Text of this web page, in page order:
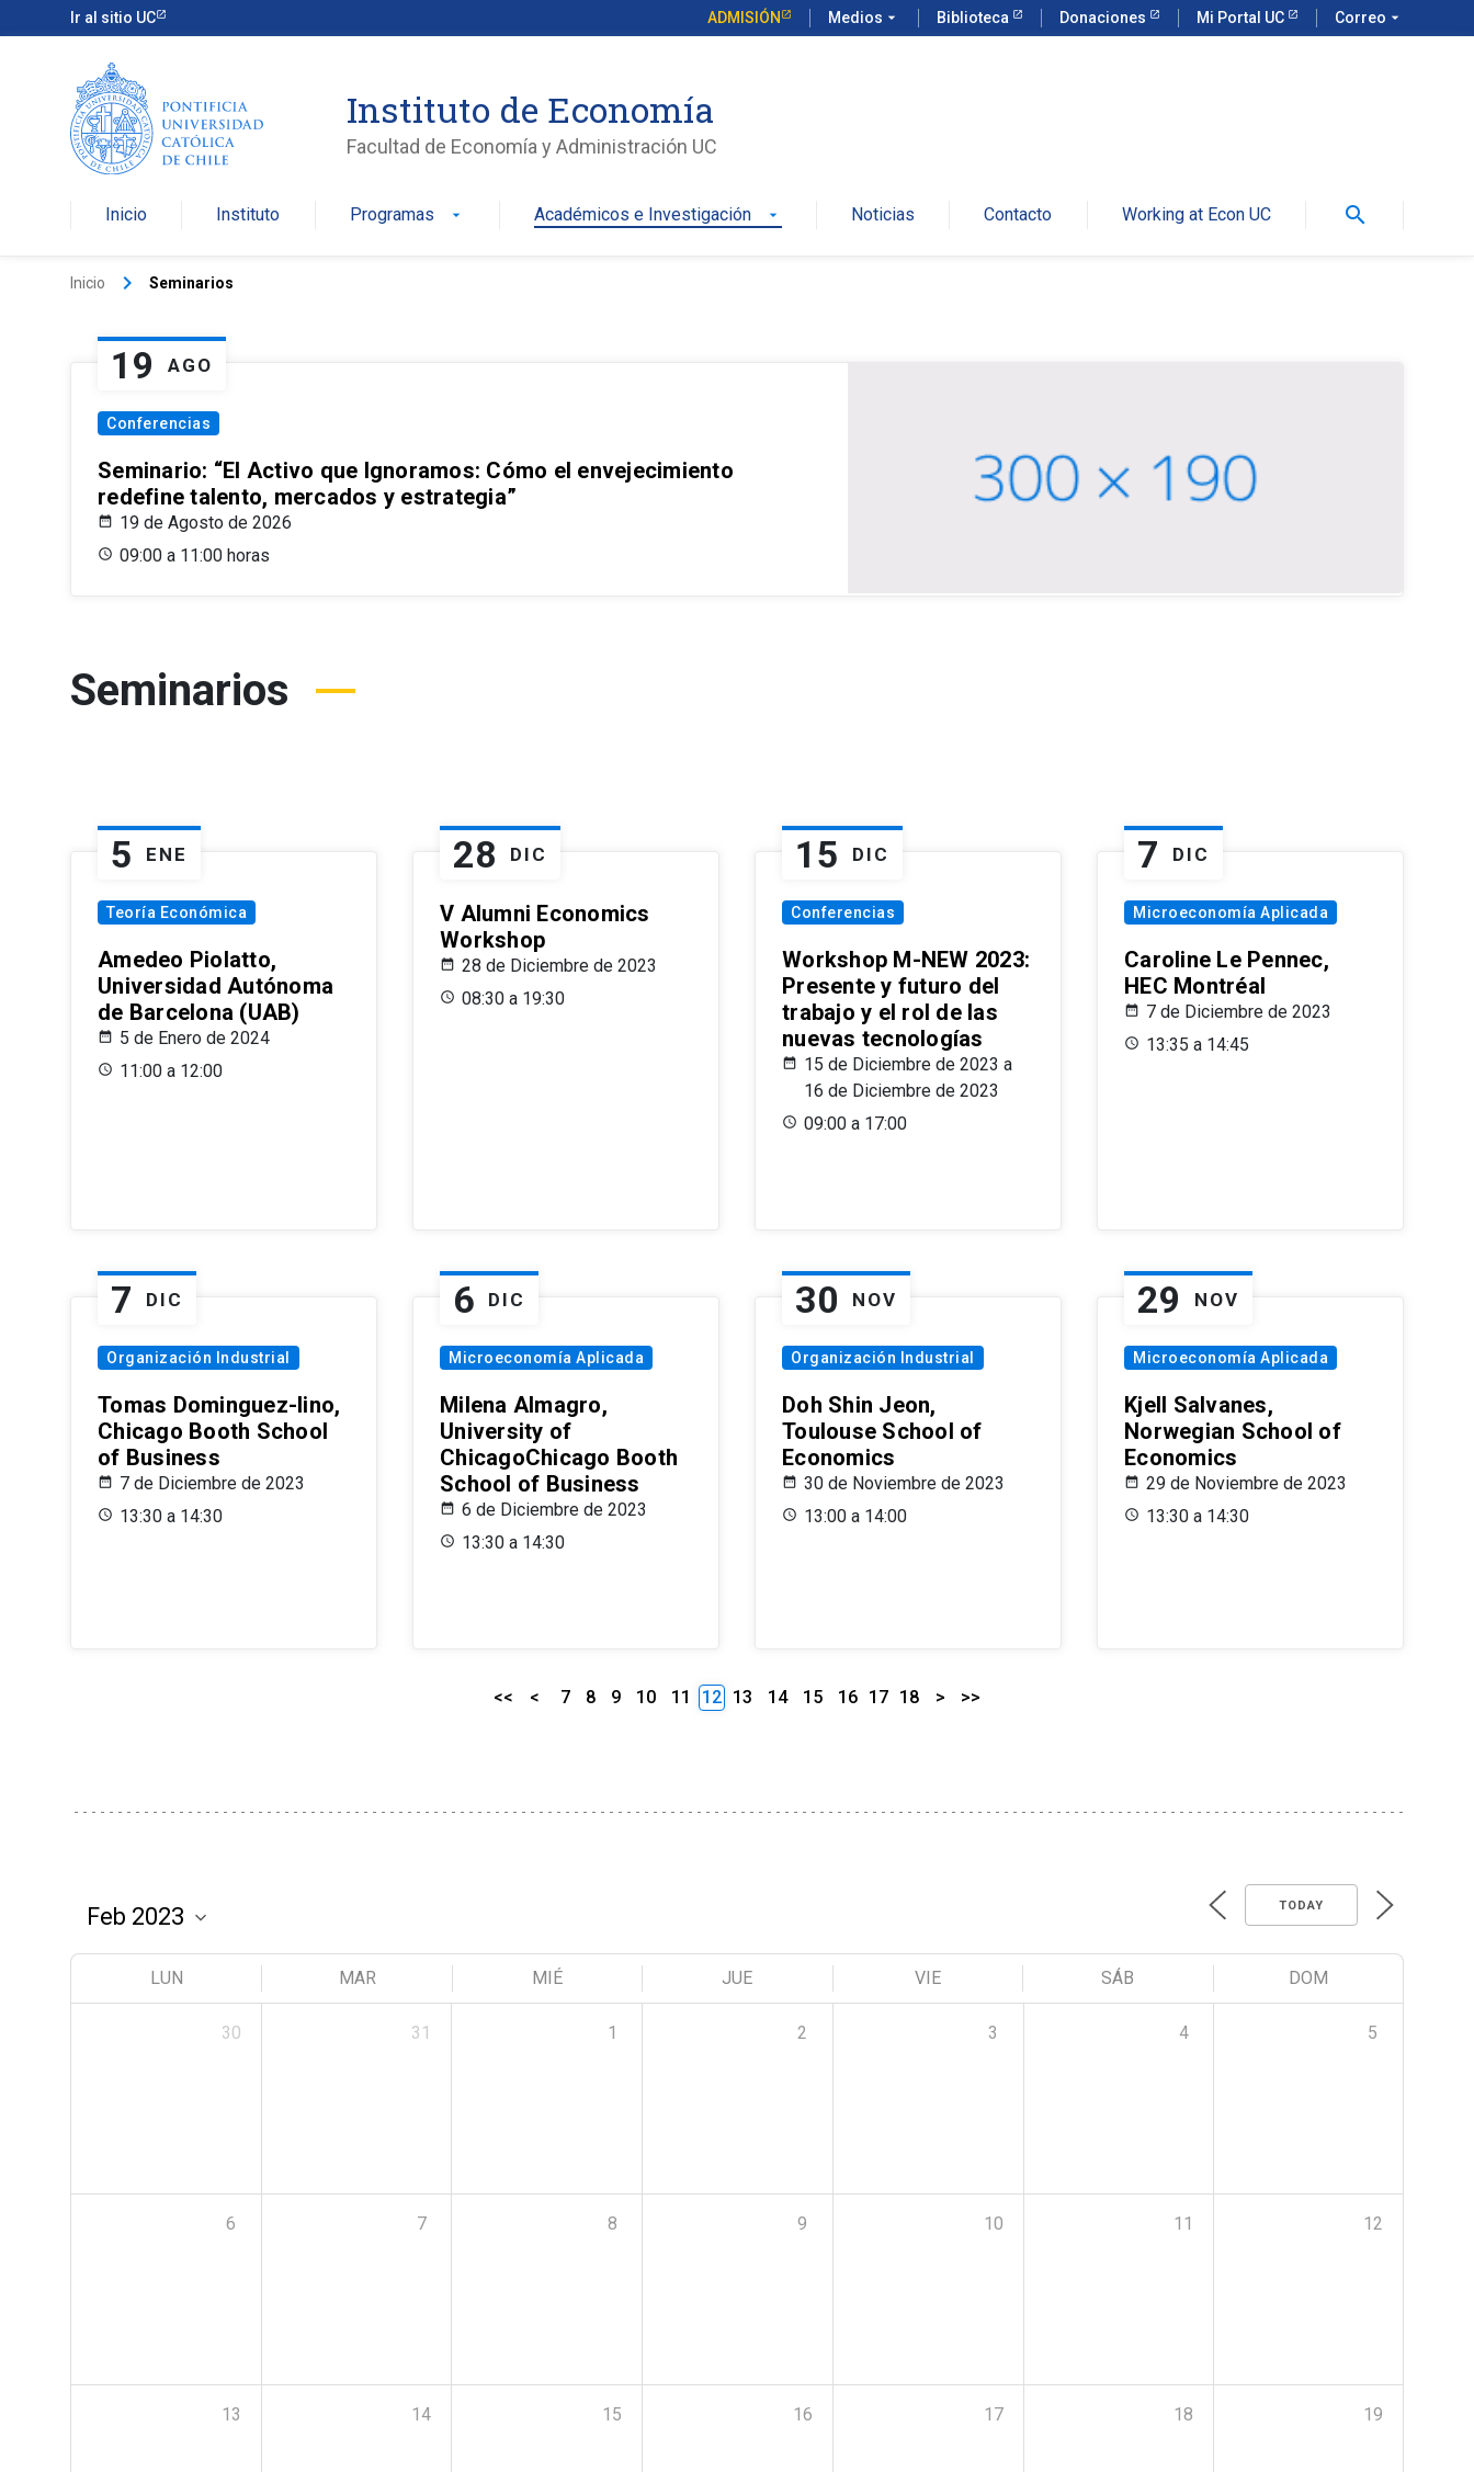
Ir al sitio UC ADMISIÓN Medios arrow_drop_down Biblioteca Donaciones Mi Portal UC Correo arrow_drop_down
Instituto de Economía
Facultad de Economía y Administración UC
Inicio Instituto Programas arrow_drop_down Académicos e Investigación arrow_drop_down Noticias Contacto Working at Econ UC search
Inicio keyboard_arrow_right Seminarios
19 AGO
Conferencias
Seminario: “El Activo que Ignoramos: Cómo el envejecimiento
redefine talento, mercados y estrategia”
19 de Agosto de 2026
09:00 a 11:00 horas
Seminarios
5 ENE
Teoría Económica
Amedeo Piolatto,
Universidad Autónoma
de Barcelona (UAB)
5 de Enero de 2024
11:00 a 12:00
28 DIC
V Alumni Economics
Workshop
28 de Diciembre de 2023
08:30 a 19:30
15 DIC
Conferencias
Workshop M-NEW 2023:
Presente y futuro del
trabajo y el rol de las
nuevas tecnologías
15 de Diciembre de 2023 a
16 de Diciembre de 2023
09:00 a 17:00
7 DIC
Microeconomía Aplicada
Caroline Le Pennec,
HEC Montréal
7 de Diciembre de 2023
13:35 a 14:45
7 DIC
Organización Industrial
Tomas Dominguez-Iino,
Chicago Booth School
of Business
7 de Diciembre de 2023
13:30 a 14:30
6 DIC
Microeconomía Aplicada
Milena Almagro,
University of
ChicagoChicago Booth
School of Business
6 de Diciembre de 2023
13:30 a 14:30
30 NOV
Organización Industrial
Doh Shin Jeon,
Toulouse School of
Economics
30 de Noviembre de 2023
13:00 a 14:00
29 NOV
Microeconomía Aplicada
Kjell Salvanes,
Norwegian School of
Economics
29 de Noviembre de 2023
13:30 a 14:30
<< < 7 8 9 10 11 12 13 14 15 16 17 18 > >>
TODAY
LUN MAR MIÉ JUE VIE SÁB DOM
30 31 1 2 3 4 5
6 7 8 9 10 11 12
13 14 15 16 17 18 19